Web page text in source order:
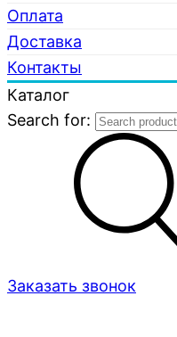
Оплата
Доставка
Контакты
Каталог
Search for:
Заказать звонок